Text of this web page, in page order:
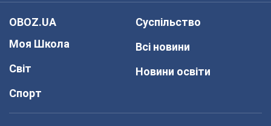
OBOZ.UA
Моя Школа
Світ
Спорт
Суспільство
Всі новини
Новини освіти